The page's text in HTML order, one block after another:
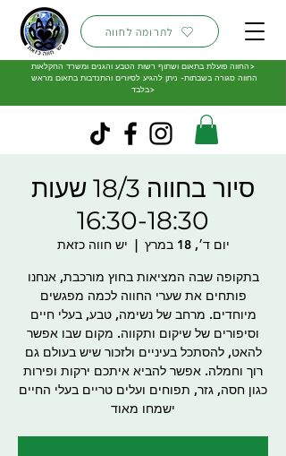
החווה פועלת בתאום ושתוף רשות הטבע והגנים ומשרד החקלאות>
בלבד>
לתרומה לחווה
סיור בחווה 18/3 שעות
16:30-18:30
יום ד׳, 18 במרץ
יש חווה כזאת
בתקופה שבה המציאות בחוץ מורכבת, אנחנו
פותחים את שערי החווה לכמה מפגשים
מיוחדים. מרחב של נשימה, טבע, בעלי חיים
וסיפורים של שיקום ותקווה. מקום שבו אפשר
להאט, להסתכל בעיניים ולזכור שיש בעולם גם
רוך וחמלה. אפשר להביא איתכם ירקות ופירות
כגון חסה, גזר, תפוחים ועלים טריים בעלי החיים
ישמחו מאוד